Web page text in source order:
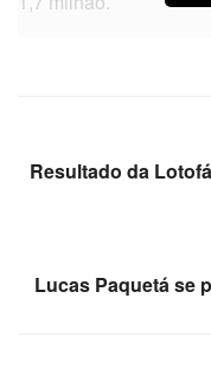
Resultado da
Lucas Paquetá se